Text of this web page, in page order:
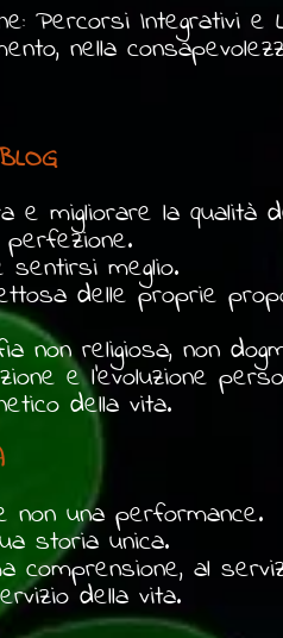
Percorsi Integrativi e
nella
migliorare la qualità
meglio.
delle proprie
non religiosa, non
e l'evoluzione
della vita.
non una performance.
storia unica.
comprensione, al
della vita.